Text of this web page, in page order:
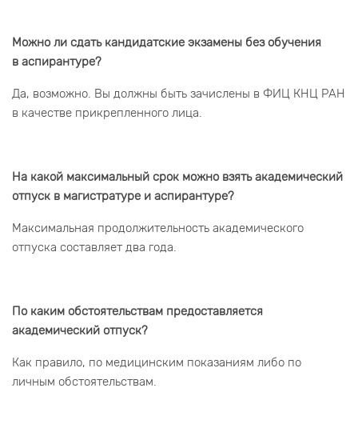
Можно ли сдать кандидатские экзамены без обучения
в аспирантуре?
Да, возможно. Вы должны быть зачислены в ФИЦ КНЦ РАН
в качестве прикрепленного лица.
На какой максимальный срок можно взять академический
отпуск в магистратуре и аспирантуре?
Максимальная продолжительность академического
отпуска составляет два года.
По каким обстоятельствам предоставляется
академический отпуск?
Как правило, по медицинским показаниям либо по
личным обстоятельствам.